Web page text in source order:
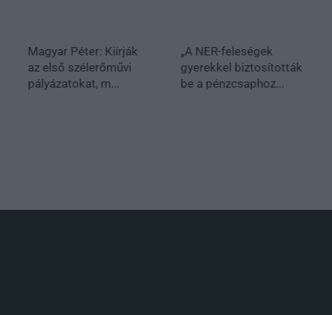
Magyar Péter: Kiírják
az első szélerőművi
pályázatokat, m...
„A NER-feleségek
gyerekkel biztosították
be a pénzcsaphoz...